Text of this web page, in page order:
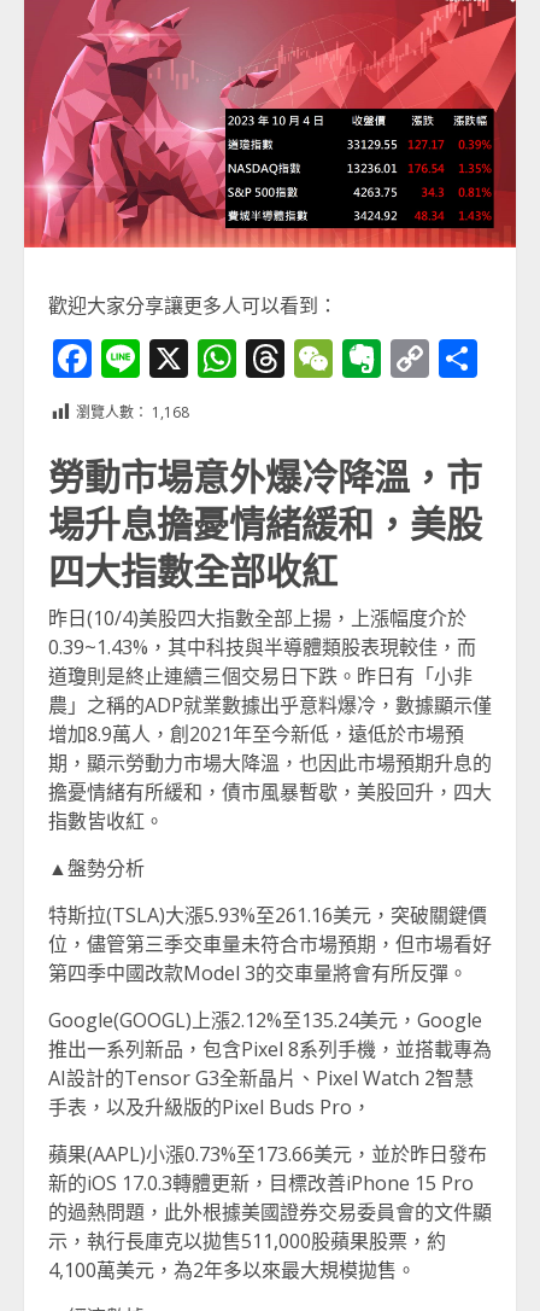
歡迎大家分享讓更多人可以看到：
Facebook
Line
X WhatsApp
Threads
WeChat
Evernote
Copy
瀏覽人數： 1,168
勞動市場意外爆冷降溫，市
場升息擔憂情緒緩和，美股
四大指數全部收紅
昨日(10/4)美股四大指數全部上揚，上漲幅度介於
0.39~1.43%，其中科技與半導體類股表現較佳，而
道瓊則是終止連續三個交易日下跌。昨日有「小非
農」之稱的ADP就業數據出乎意料爆冷，數據顯示僅
增加8.9萬人，創2021年至今新低，遠低於市場預
期，顯示勞動力市場大降溫，也因此市場預期升息的
擔憂情緒有所緩和，債市風暴暫歇，美股回升，四大
指數皆收紅。
▲盤勢分析
特斯拉(TSLA)大漲5.93%至261.16美元，突破關鍵價
位，儘管第三季交車量未符合市場預期，但市場看好
第四季中國改款Model 3的交車量將會有所反彈。
Google(GOOGL)上漲2.12%至135.24美元，Google
推出一系列新品，包含Pixel 8系列手機，並搭載專為
AI設計的Tensor G3全新晶片、Pixel Watch 2智慧
手表，以及升級版的Pixel Buds Pro，
蘋果(AAPL)小漲0.73%至173.66美元，並於昨日發布
新的iOS 17.0.3轉體更新，目標改善iPhone 15 Pro
的過熱問題，此外根據美國證券交易委員會的文件顯
示，執行長庫克以拋售511,000股蘋果股票，約
4,100萬美元，為2年多以來最大規模拋售。